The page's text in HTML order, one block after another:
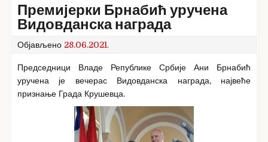
Премијерки Брнабић уручена
Видовданска награда
Објављено 28.06.2021.
Председници Владе Републике Србије Ани Брнабић
уручена је вечерас Видовданска награда, највеће
признање Града Крушевца.